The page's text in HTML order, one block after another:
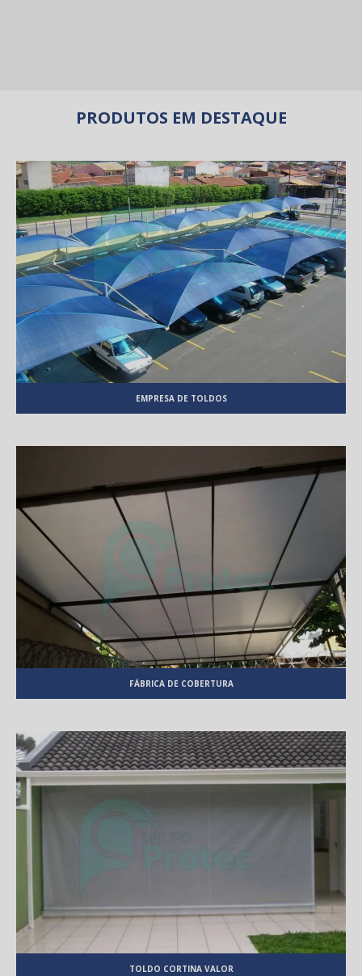
PRODUTOS EM DESTAQUE
EMPRESA DE TOLDOS
FÁBRICA DE COBERTURA
TOLDO CORTINA VALOR